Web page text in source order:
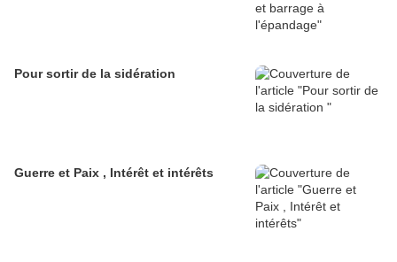
Pour sortir de la sidération
Guerre et Paix , Intérêt et intérêts